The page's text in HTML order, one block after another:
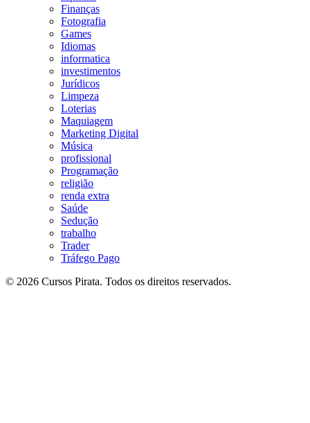
Finanças
Fotografia
Games
Idiomas
informatica
investimentos
Jurídicos
Limpeza
Loterias
Maquiagem
Marketing Digital
Música
profissional
Programação
religião
renda extra
Saúde
Sedução
trabalho
Trader
Tráfego Pago
© 2026 Cursos Pirata. Todos os direitos reservados.